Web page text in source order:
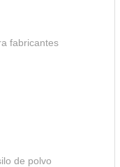
fabricantes
de polvo